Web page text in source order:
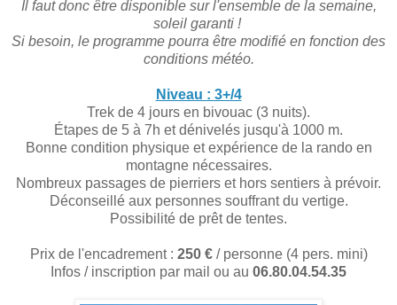
Il faut donc être disponible sur l'ensemble de la semaine,
soleil garanti !
Si besoin, le programme pourra être modifié en fonction des
conditions météo.
Niveau : 3+/4
Trek de 4 jours en bivouac (3 nuits).
Étapes de 5 à 7h et dénivelés jusqu'à 1000 m.
Bonne condition physique et expérience de la rando en
montagne nécessaires.
Nombreux passages de pierriers et hors sentiers à prévoir.
Déconseillé aux personnes souffrant du vertige.
Possibilité de prêt de tentes.
Prix de l'encadrement : 250 €/ personne (4 pers. mini)
Infos / inscription par mail ou au 06.80.04.54.35